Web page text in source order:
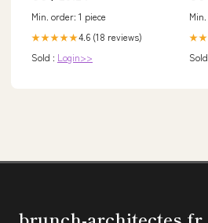
Min. order: 1 piece
★★★★★4.6 (18 reviews)
Sold : Login>>